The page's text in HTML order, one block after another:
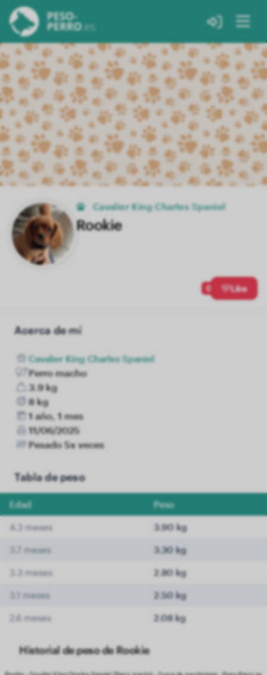
Cavalier King Charles Spaniel
Rookie
0 Like
Acerca de mí
Cavalier King Charles Spaniel
Perro macho
3.9 kg
8 kg
1 año, 1 mes
11/06/2025
Pesado 5x veces
Tabla de peso
Edad Peso
4.3 meses 3.90 kg
3.7 meses 3.30 kg
3.3 meses 2.80 kg
3.1 meses 2.50 kg
2.6 meses 2.08 kg
Historial de peso de Rookie